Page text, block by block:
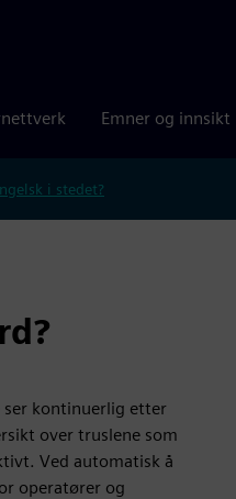
Emner og innsikt
i stedet?
ser kontinuerlig etter
over truslene som
Ved automatisk å
operatører og